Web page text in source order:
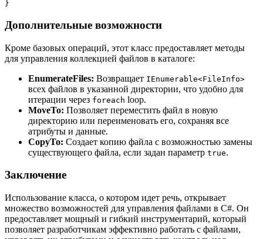
Дополнительные возможности
Кроме базовых операций, этот класс предоставляет методы
для управления коллекцией файлов в каталоге:
EnumerateFiles: Возвращает IEnumerable<FileInfo>
всех файлов в указанной директории, что удобно для
итерации через foreach loop.
MoveTo: Позволяет переместить файл в новую
директорию или переименовать его, сохраняя все
атрибуты и данные.
CopyTo: Создает копию файла с возможностью замены
существующего файла, если задан параметр true.
Заключение
Использование класса, о котором идет речь, открывает
множество возможностей для управления файлами в C#. Он
предоставляет мощный и гибкий инструментарий, который
позволяет разработчикам эффективно работать с файлами,